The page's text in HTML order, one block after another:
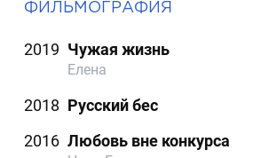
ФИЛЬМОГРАФИЯ
2019 Чужая жизнь
Елена
2018 Русский бес
2016 Любовь вне конкурса